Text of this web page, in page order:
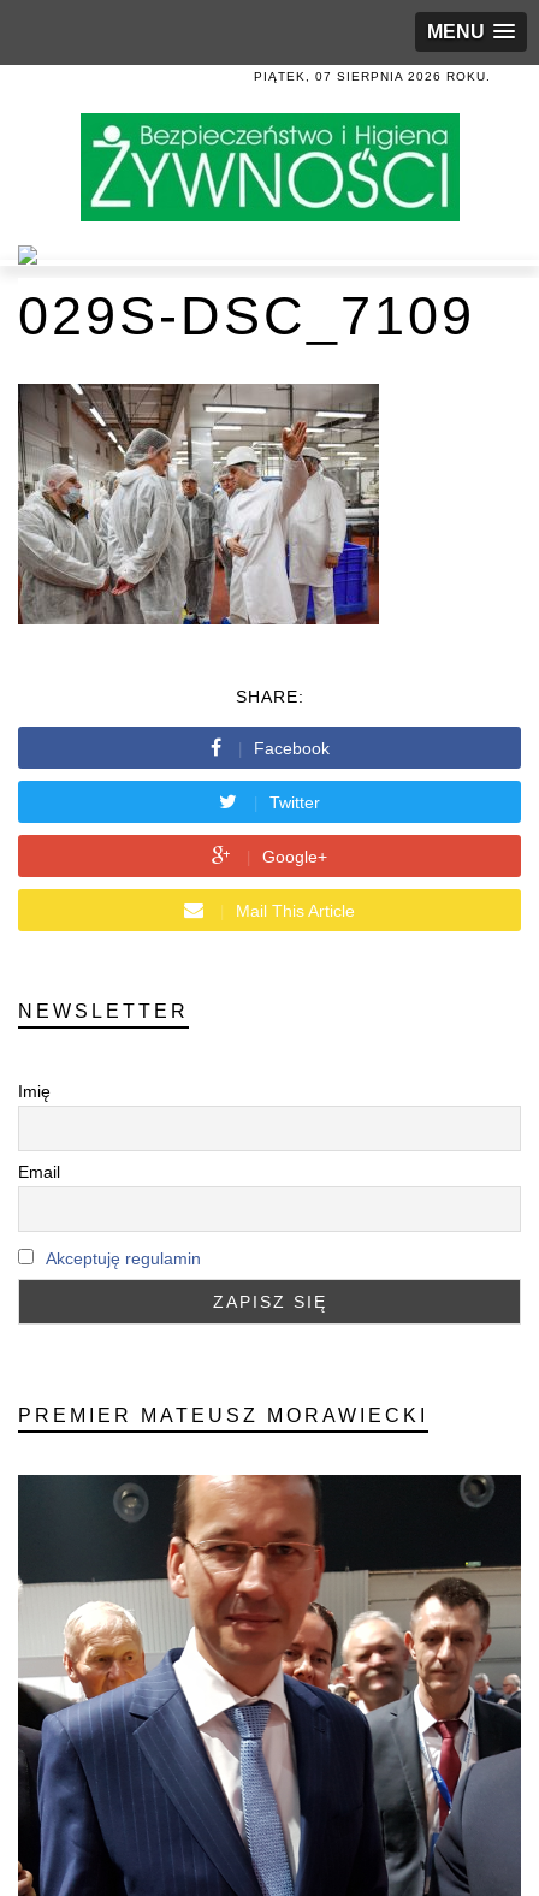
MENU
PIĄTEK, 07 SIERPNIA 2026 ROKU.
029S-DSC_7109
SHARE:
Facebook
Twitter
Google+
Mail This Article
NEWSLETTER
Imię
Email
Akceptuję regulamin
PREMIER MATEUSZ MORAWIECKI